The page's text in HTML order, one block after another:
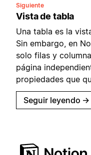
Siguiente
Vista de tabla
Una tabla es la
Sin embargo, en
solo filas y
página
propiedades que
Seguir leyendo →